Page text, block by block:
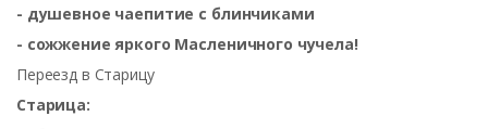
- душевное чаепитие с блинчиками
- сожжение яркого Масленичного чучела!
Переезд в Старицу
Старица: